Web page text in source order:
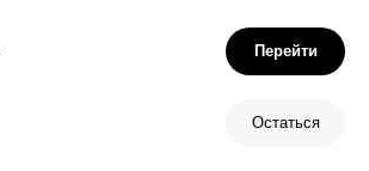
на международном
мне кажется,у фильма про Валерия
за рубежом.